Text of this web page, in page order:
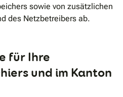
sowie von zusätzlichen
des Netzbetreibers ab.
für Ihre
und im Kanton